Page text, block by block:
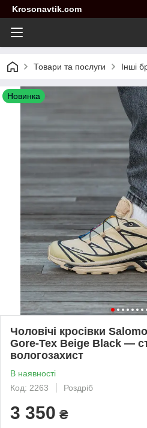
Krosonavtik.com
Товари та послуги Інші
Новинка
Чоловічі кросівки
Gore-Tex Beige Black —
вологозахист
В наявності
Код: 2263
Роздріб
3 350 ₴